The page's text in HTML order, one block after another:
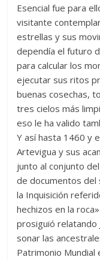
Esencial fue para
visitante
estrellas y sus
dependía el futuro
para calcular los
ejecutar sus ritos
buenas cosechas,
tres cielos más
eso le ha valido
Y así hasta 1460 y
Artevigua y sus
junto al conjunto
de documentos del
la Inquisición
hechizos en la
prosiguió relatando
sonar las
Patrimonio Mundial